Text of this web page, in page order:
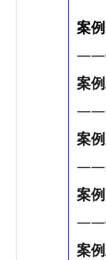
案
——
案
——
案
——
案
——
案